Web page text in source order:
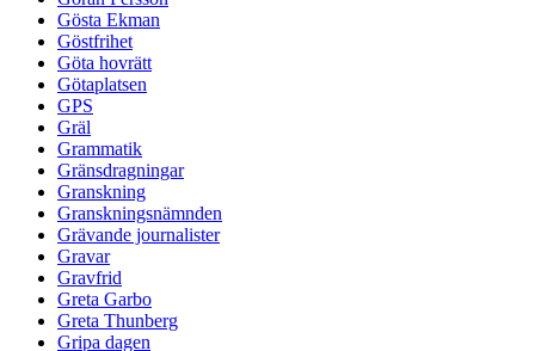
Gösta Ekman
Göstfrihet
Göta hovrätt
Götaplatsen
GPS
Gräl
Grammatik
Gränsdragningar
Granskning
Granskningsnämnden
Grävande journalister
Gravar
Gravfrid
Greta Garbo
Greta Thunberg
Gripa dagen